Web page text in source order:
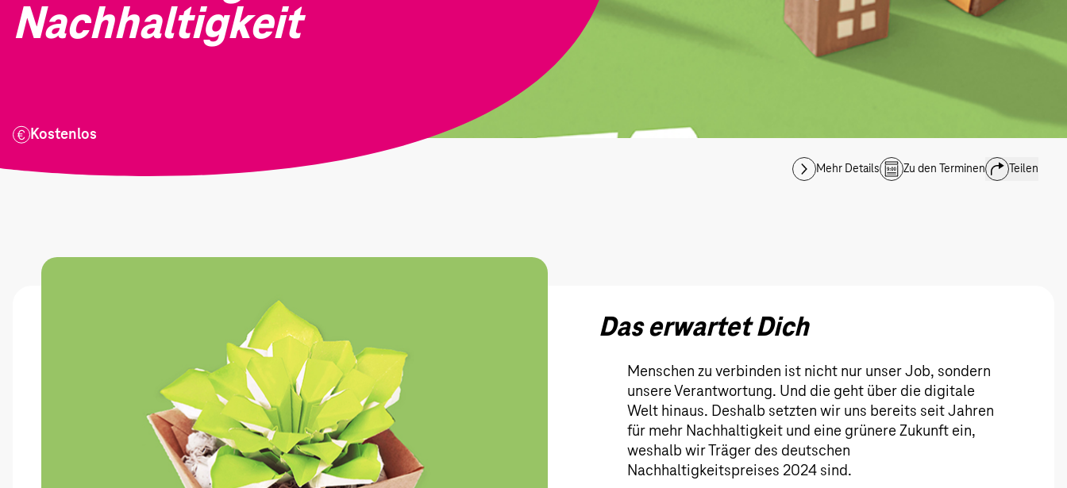
Nachhaltigkeit
Kostenlos
Mehr Details Zu den Terminen Teilen
Das erwartet Dich
Menschen zu verbinden ist nicht nur unser Job, sondern
unsere Verantwortung. Und die geht über die digitale
Welt hinaus. Deshalb setzten wir uns bereits seit Jahren
für mehr Nachhaltigkeit und eine grünere Zukunft ein,
weshalb wir Träger des deutschen
Nachhaltigkeitspreises 2024 sind.